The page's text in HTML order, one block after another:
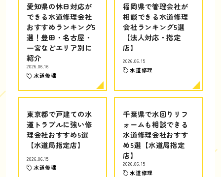
愛知県の休日対応が
できる水道修理会社
おすすめランキング5
選！豊田・名古屋・
一宮などエリア別に
紹介
2026.06.16
水道修理
福岡県で管理会社が
相談できる水道修理
会社ランキング5選
【法人対応・指定
店】
2026.06.15
水道修理
東京都で戸建ての水
道トラブルに強い修
理会社おすすめ5選
【水道局指定店】
2026.06.15
水道修理
千葉県で水回りリフ
ォームも相談できる
水道修理会社おすす
め5選【水道局指定
店】
2026.06.15
水道修理